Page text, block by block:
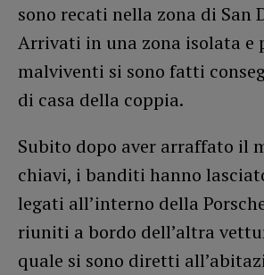
sono recati nella zona di San
Arrivati in una zona isolata e
malviventi si sono fatti
di casa della coppia.
Subito dopo aver arraffato il
chiavi, i banditi hanno
legati all’interno della
riuniti a bordo dell’altra
quale si sono diretti